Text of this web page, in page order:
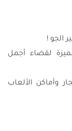
الجو !
لقضاء أجمل
وأماكن الألعاب